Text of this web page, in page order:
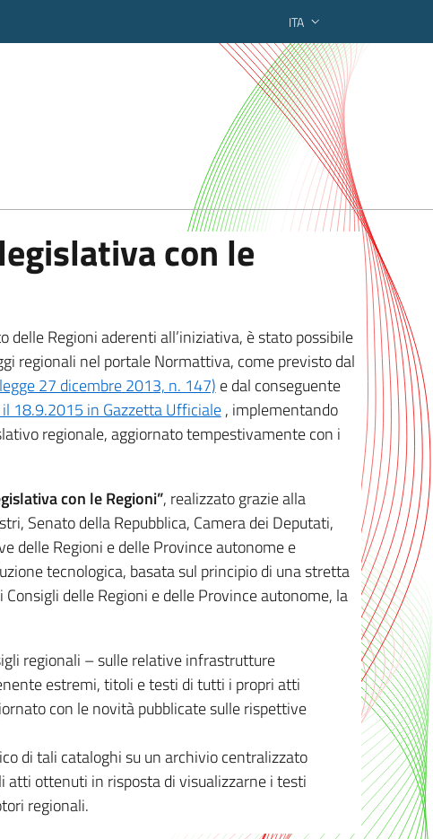
ITA
regionale
con le
delle Regioni aderenti all’iniziativa, è stato possibile
regionali nel portale Normattiva, come previsto dal
27 dicembre 2013, n. 147) e dal conseguente
18.9.2015 in Gazzetta Ufficiale, implementando
regionale, aggiornato tempestivamente con i
con le Regioni”, realizzato grazie alla
Senato della Repubblica, Camera dei Deputati,
delle Regioni e delle Province autonome e
tecnologica, basata sul principio di una stretta
delle Regioni e delle Province autonome, la
regionali – sulle relative infrastrutture
estremi, titoli e testi di tutti i propri atti
con le novità pubblicate sulle rispettive
di tali cataloghi su un archivio centralizzato
atti ottenuti in risposta di visualizzarne i testi
regionali.